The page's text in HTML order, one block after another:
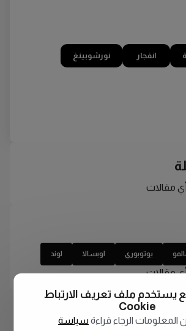
انفجار نورشوبينغ
أي مقالات
يوتوبوري اوبسالا لوند
مقالات
يستخدم ملف تعريف الارتباط
Cookie
المعلومات الرجاء قراءة سياسة